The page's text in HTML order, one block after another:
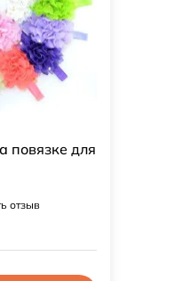
повязке для
отзыв